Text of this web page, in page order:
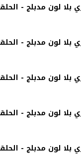
بلا لون مدبلج -
بلا لون مدبلج -
بلا لون مدبلج -
بلا لون مدبلج -
بلا لون مدبلج -